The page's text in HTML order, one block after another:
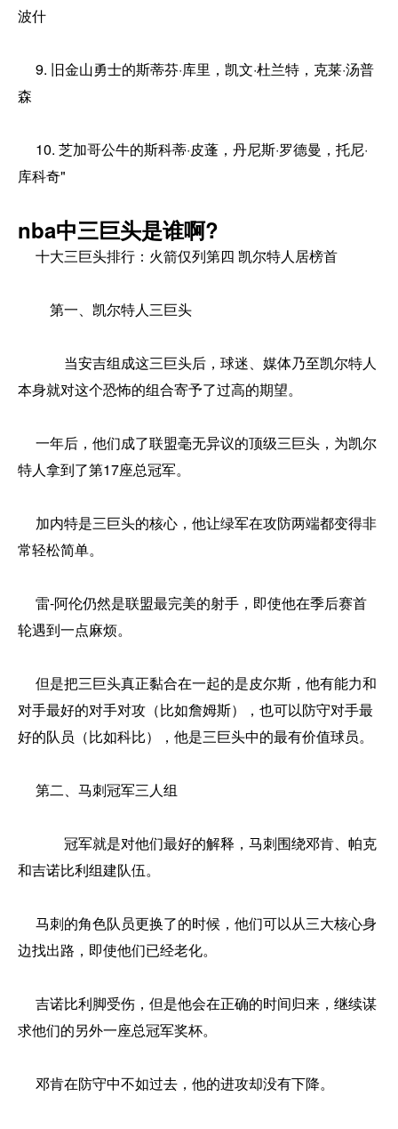
波什
9. 旧金山勇士的斯蒂芬·库里，凯文·杜兰特，克莱·汤普
森
10. 芝加哥公牛的斯科蒂·皮蓬，丹尼斯·罗德曼，托尼·
库科奇"
nba中三巨头是谁啊?
十大三巨头排行：火箭仅列第四 凯尔特人居榜首
第一、凯尔特人三巨头
当安吉组成这三巨头后，球迷、媒体乃至凯尔特人
本身就对这个恐怖的组合寄予了过高的期望。
一年后，他们成了联盟毫无异议的顶级三巨头，为凯尔
特人拿到了第17座总冠军。
加内特是三巨头的核心，他让绿军在攻防两端都变得非
常轻松简单。
雷-阿伦仍然是联盟最完美的射手，即使他在季后赛首
轮遇到一点麻烦。
但是把三巨头真正黏合在一起的是皮尔斯，他有能力和
对手最好的对手对攻（比如詹姆斯），也可以防守对手最
好的队员（比如科比），他是三巨头中的最有价值球员。
第二、马刺冠军三人组
冠军就是对他们最好的解释，马刺围绕邓肯、帕克
和吉诺比利组建队伍。
马刺的角色队员更换了的时候，他们可以从三大核心身
边找出路，即使他们已经老化。
吉诺比利脚受伤，但是他会在正确的时间归来，继续谋
求他们的另外一座总冠军奖杯。
邓肯在防守中不如过去，他的进攻却没有下降。